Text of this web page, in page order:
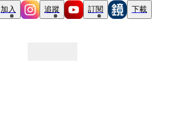
加入 追蹤 訂閱 下載